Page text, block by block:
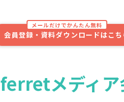
メールだけでかんたん無料
会員登録・資料ダウンロードはこ
ferretメディア